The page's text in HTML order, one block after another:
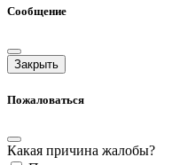
Сообщение
Закрыть
Пожаловаться
Какая причина жалобы?